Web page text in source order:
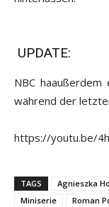
UPDATE:
NBC
während der
https://youtu.be/
TAGS Agnieszka
Miniserie
Roman